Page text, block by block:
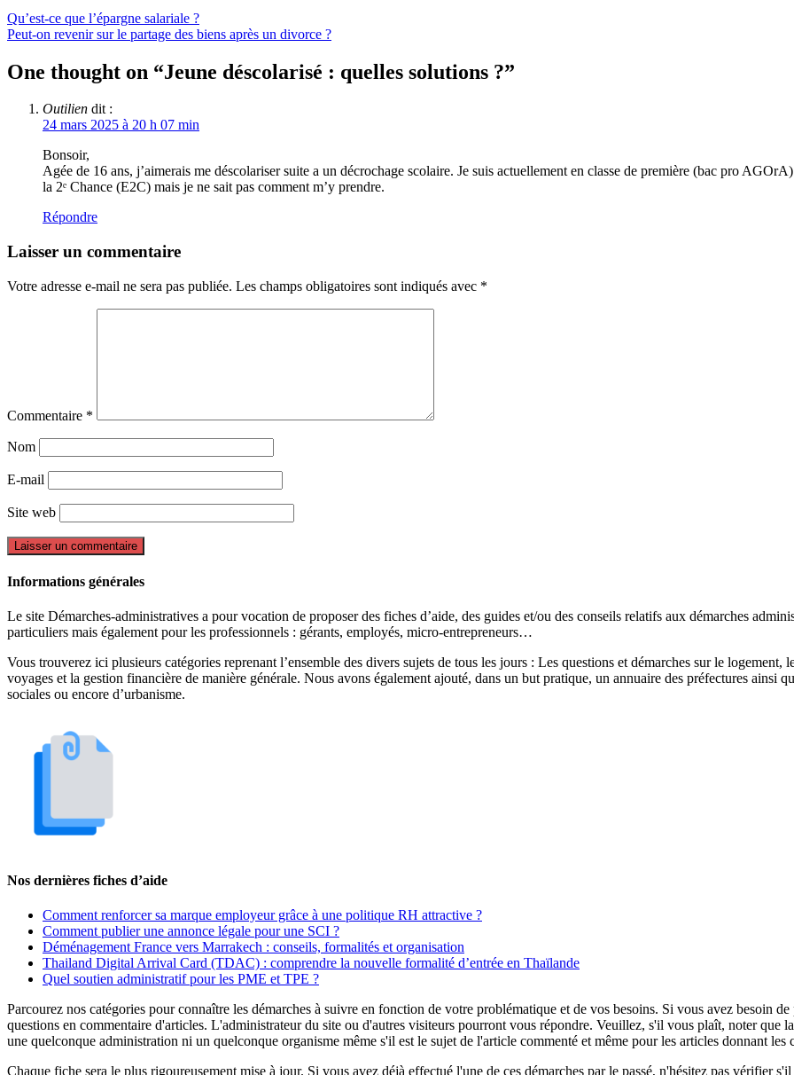
Qu’est-ce que l’épargne salariale ?
Peut-on revenir sur le partage des biens après un divorce ?
One thought on “Jeune déscolarisé : quelles solutions ?”
Outilien dit :
24 mars 2025 à 20 h 07 min
Bonsoir,
Agée de 16 ans, j’aimerais me déscolariser suite a un décrochage scolaire. Je suis actuellement en classe de première (bac pro
la 2ᵉ Chance (E2C) mais je ne sait pas comment m’y prendre.
Répondre
Laisser un commentaire
Votre adresse e-mail ne sera pas publiée. Les champs obligatoires sont indiqués avec *
Commentaire *
Nom
E-mail
Site web
Informations générales
Le site Démarches-administratives a pour vocation de proposer des fiches d’aide, des guides et/ou des conseils relatifs aux démarches
particuliers mais également pour les professionnels : gérants, employés, micro-entrepreneurs…
Vous trouverez ici plusieurs catégories reprenant l’ensemble des divers sujets de tous les jours : Les questions et démarches sur le logement,
voyages et la gestion financière de manière générale. Nous avons également ajouté, dans un but pratique, un annuaire des préfectures ainsi
sociales ou encore d’urbanisme.
Nos dernières fiches d’aide
Comment renforcer sa marque employeur grâce à une politique RH attractive ?
Comment publier une annonce légale pour une SCI ?
Déménagement France vers Marrakech : conseils, formalités et organisation
Thailand Digital Arrival Card (TDAC) : comprendre la nouvelle formalité d’entrée en Thaïlande
Quel soutien administratif pour les PME et TPE ?
Parcourez nos catégories pour connaître les démarches à suivre en fonction de votre problématique et de vos besoins. Si vous avez besoin
questions en commentaire d'articles. L'administrateur du site ou d'autres visiteurs pourront vous répondre. Veuillez, s'il vous plaît, noter que
une quelconque administration ni un quelconque organisme même s'il est le sujet de l'article commenté et même pour les articles donnant
Chaque fiche sera le plus rigoureusement mise à jour. Si vous avez déjà effectué l'une de ces démarches par le passé, n'hésitez pas vérifier